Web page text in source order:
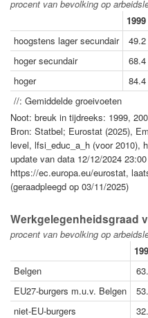
procent van bevolking op
1999
hoogstens lager secundair
49.2
hoger secundair
68.4
hoger
84.4
//: Gemiddelde groeivoeten
Noot: breuk in tijdreeks: 1999,
Bron: Statbel; Eurostat (2025),
level, lfsi_educ_a_h (voor 2010),
update van data 12/12/2024
https://ec.europa.eu/eurostat,
(geraadpleegd op 03/11/2025)
Werkgelegenheidsgraad
procent van bevolking op
Belgen
EU27-burgers m.u.v. Belgen
niet-EU-burgers